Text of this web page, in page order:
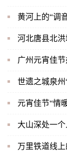
黄河上的“调
河北唐县北
广州元宵佳
世遗之城泉
大山深处一
万里铁道线